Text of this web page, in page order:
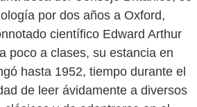
por dos años a Oxford,
científico Edward Arthur
poco a clases, su estancia en
hasta 1952, tiempo durante el
de leer ávidamente a diversos